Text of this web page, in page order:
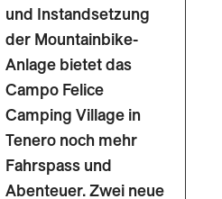
und Instandsetzung
der Mountainbike-
Anlage bietet das
Campo Felice
Camping Village in
Tenero noch mehr
Fahrspass und
Abenteuer. Zwei neue